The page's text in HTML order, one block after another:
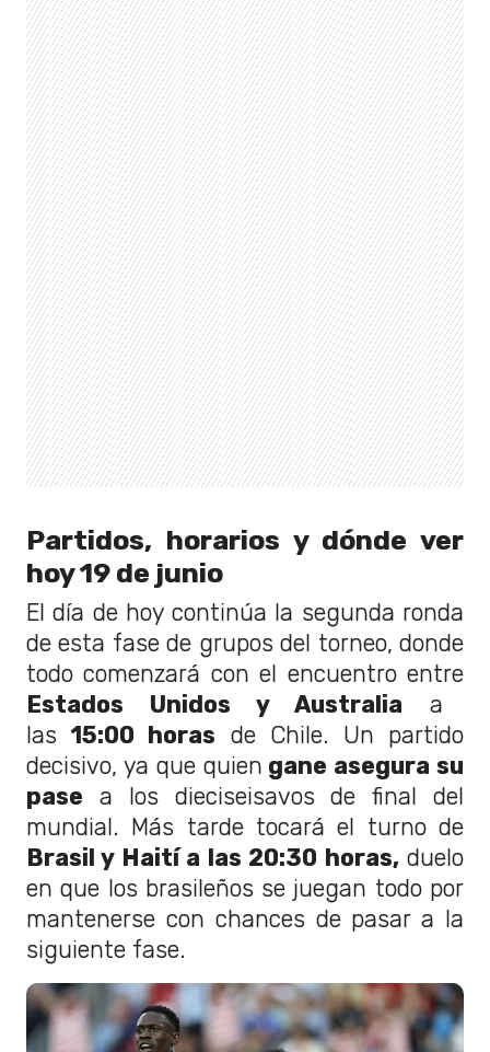
Partidos, horarios y dónde ver
hoy 19 de junio
El día de hoy continúa la segunda ronda
de esta fase de grupos del torneo, donde
todo comenzará con el encuentro entre
Estados Unidos y Australia a
las15:00 horas de Chile. Un partido
decisivo, ya que quien gane asegura su
pase a los dieciseisavos de final del
mundial. Más tarde tocará el turno de
Brasil y Haití a las 20:30 horas,duelo
en que los brasileños se juegan todo por
mantenerse con chances de pasar a la
siguiente fase.